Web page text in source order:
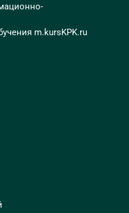
m.kursKPK.ru